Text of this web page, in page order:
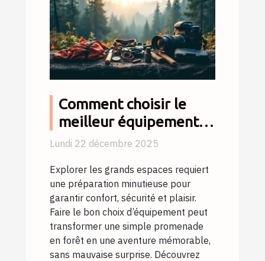
Comment choisir le
meilleur équipement
pour vos escapades en
Lundi 22 décembre 2025
Explorer les grands espaces requiert
une préparation minutieuse pour
garantir confort, sécurité et plaisir.
Faire le bon choix d’équipement peut
transformer une simple promenade
en forêt en une aventure mémorable,
sans mauvaise surprise. Découvrez